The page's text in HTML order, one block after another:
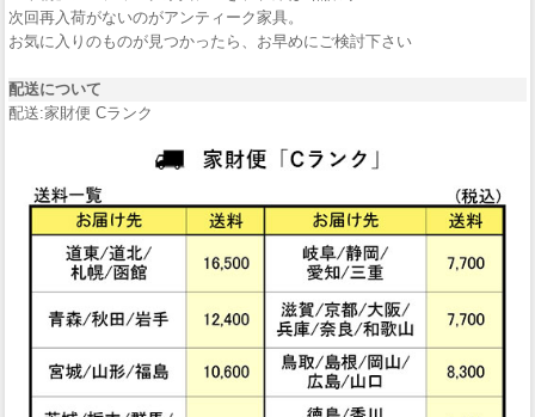
次回再入荷がないのがアンティーク家具。
お気に入りのものが見つかったら、お早めにご検討下さい
配送について
配送:家財便 Cランク